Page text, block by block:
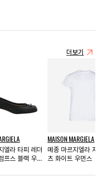
더보기
엘라 타피 레더
프스 블랙 우먼
MAISON MARGIELA
메종 마르지엘라 저
츠 화이트 우먼스